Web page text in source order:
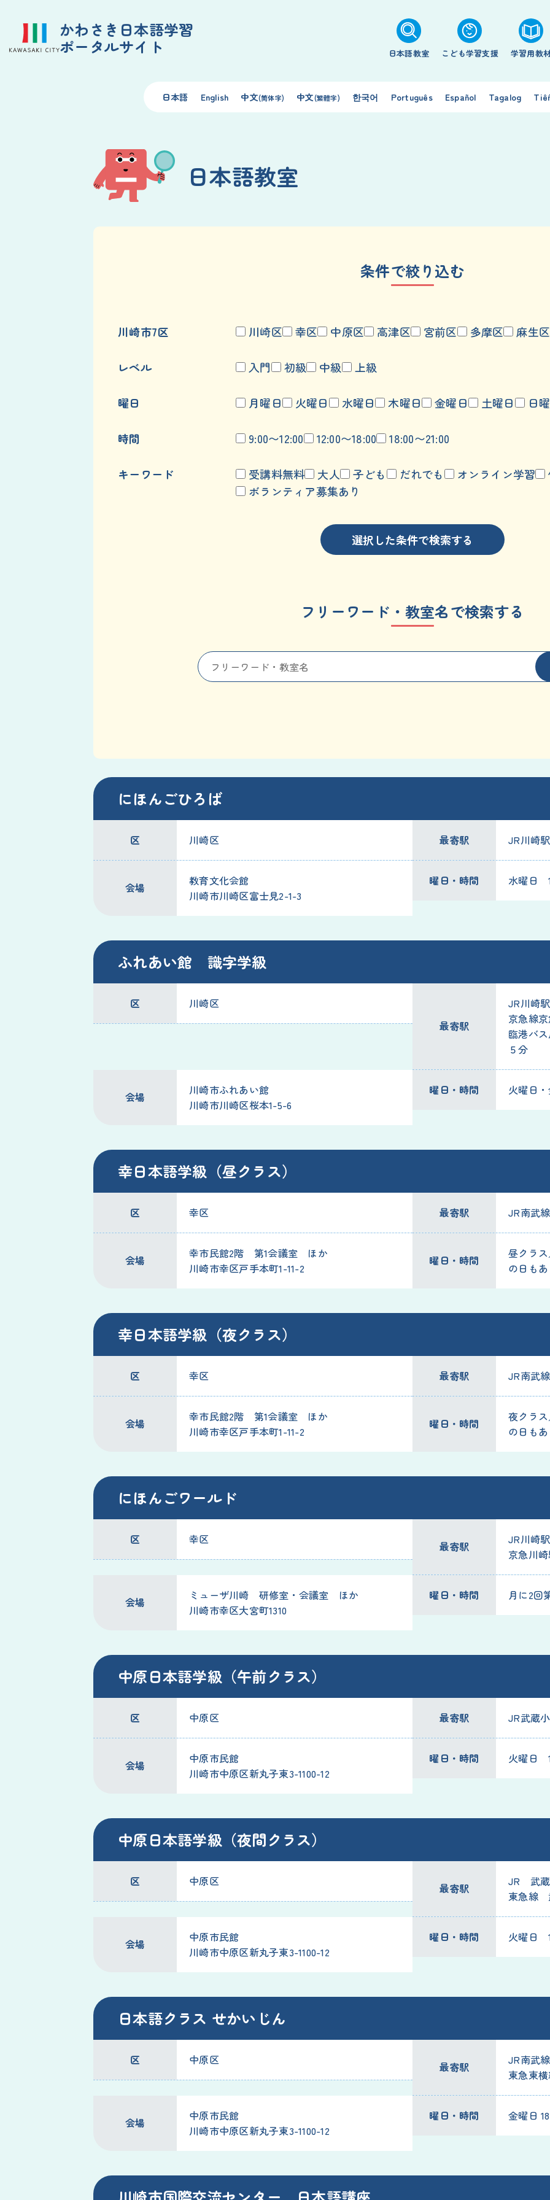
かわさき日本語学習
ポータルサイト
日本語教室 こども学習支援 学習用教
日本語 English 中文(简体字) 中文(繁體字) 한국어 Português Español Tagalog
日本語教室
条件で絞り込む
川崎市7区 川崎区 幸区 中原区 高津区 宮前区 多摩区 麻生区
レベル 入門 初級 中級 上級
曜日 月曜日 火曜日 水曜日 木曜日 金曜日 土曜日 日
時間 9:00〜12:00 12:00〜18:00 18:00〜21:00
キーワード 受講料無料 大人 子ども だれでも オンライン学習
ボランティア募集あり
選択した条件で検索する
フリーワード・教室名で検索する
にほんごひろば
区 川崎区 最寄駅 JR川崎
会場
教育文化会館
川崎市川崎区富士見2-1-3
曜日・時間 水曜日
ふれあい館 識字学級
区
川崎区
最寄駅
JR川崎駅
京急線
臨港バ
５分
会場
川崎市ふれあい館
川崎市川崎区桜本1-5-6
曜日・時間 火曜日・
幸日本語学級（昼クラス）
区 幸区 最寄駅 JR南武
会場
幸市民館2階 第1会議室 ほか
川崎市幸区戸手本町1-11-2
曜日・時間
昼クラ
の日も
幸日本語学級（夜クラス）
区 幸区 最寄駅 JR南武
会場
幸市民館2階 第1会議室 ほか
川崎市幸区戸手本町1-11-2
曜日・時間
夜クラ
の日も
にほんごワールド
区 幸区 最寄駅
JR川崎
京急川
会場
ミューザ川崎 研修室・会議室 ほか
川崎市幸区大宮町1310
曜日・時間 月に2回
中原日本語学級（午前クラス）
区 中原区 最寄駅 JR武蔵
会場
中原市民館
川崎市中原区新丸子東3-1100-12
曜日・時間 火曜日
中原日本語学級（夜間クラス）
区 中原区 最寄駅
JR 武
東急線
会場
中原市民館
川崎市中原区新丸子東3-1100-12
曜日・時間 火曜日
日本語クラス せかいじん
区 中原区 最寄駅
JR南武
東急東
会場
中原市民館
川崎市中原区新丸子東3-1100-12
曜日・時間 金曜日